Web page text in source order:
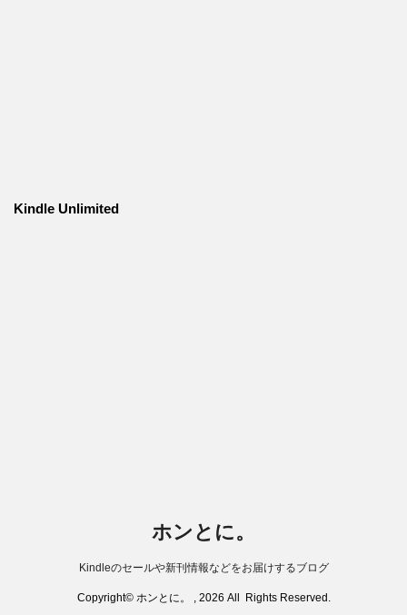
Kindle Unlimited
ホンとに。
Kindleのセールや新刊情報などをお届けするブログ
Copyright© ホンとに。 , 2026 All Rights Reserved.